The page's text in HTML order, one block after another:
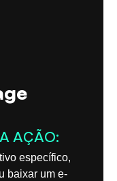
AÇÃO:
específico,
baixar um e-